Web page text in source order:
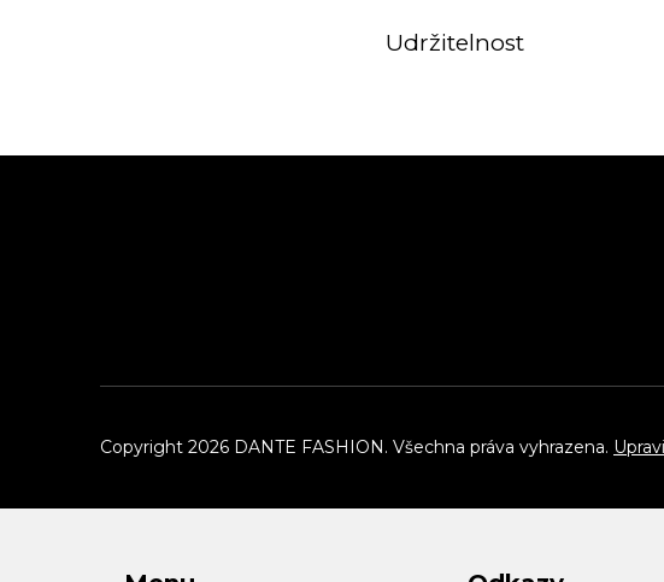
Udržitelnost
Copyright 2026 DANTE FASHION . Všechna práva vyhrazena.